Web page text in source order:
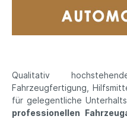
Qualitativ
Fahrzeugfertigung,
für gelegentliche
professionellen